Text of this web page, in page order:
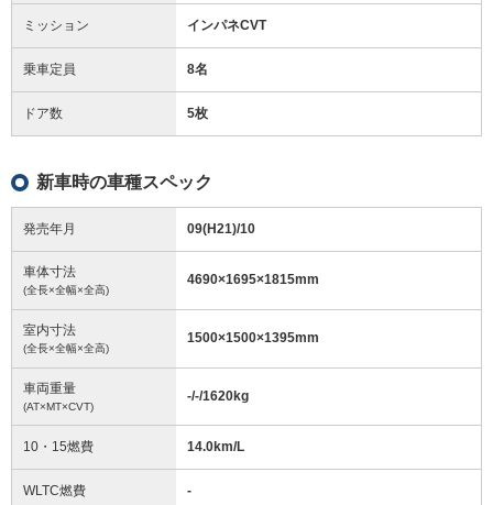
ミッション インパネCVT
乗車定員 8名
ドア数 5枚
新車時の車種スペック
発売年月 09(H21)/10
車体寸法
(全長×全幅×全高)
4690×1695×1815mm
室内寸法
(全長×全幅×全高)
1500×1500×1395mm
車両重量
(AT×MT×CVT)
-/-/1620kg
10・15燃費 14.0km/L
WLTC燃費 -